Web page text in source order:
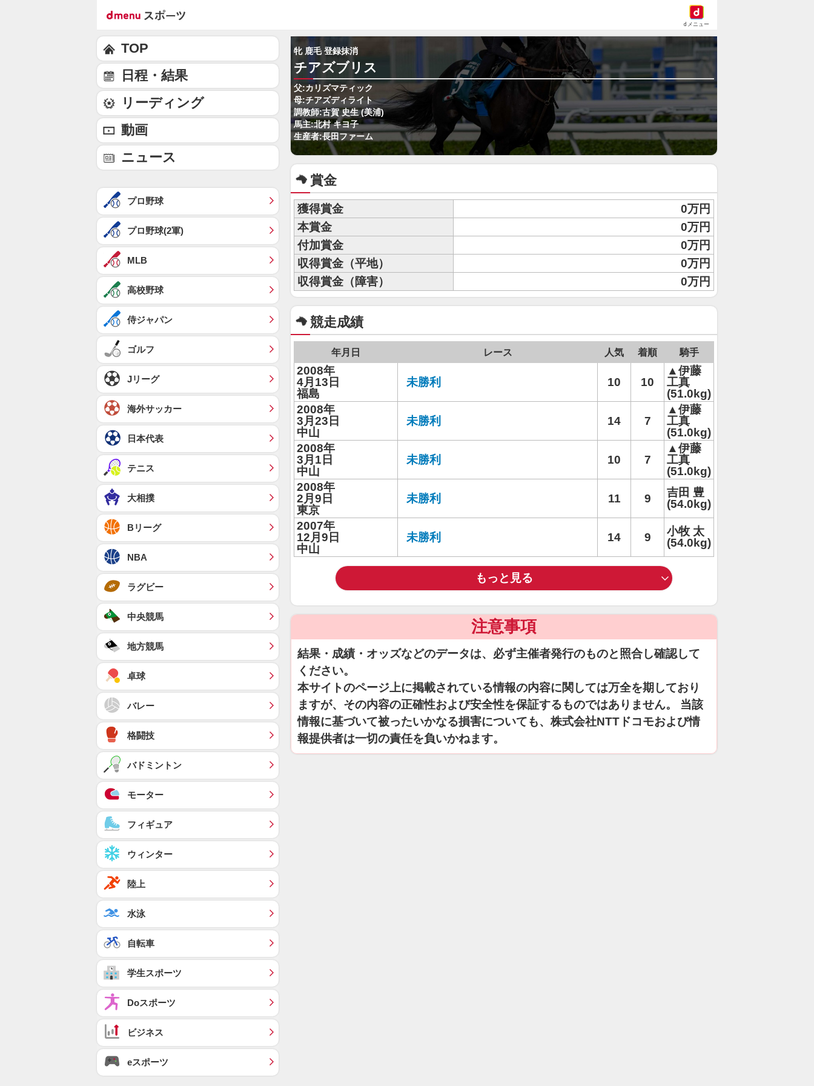
dメニュー
牝 鹿毛 登録抹消
チアズブリス
父:カリズマティック
母:チアズディライト
調教師:古賀 史生 (美浦)
馬主:北村 キヨ子
生産者:長田ファーム
賞金
獲得賞金
0万円
本賞金
0万円
付加賞金
0万円
収得賞金（平地）
0万円
収得賞金（障害）
0万円
競走成績
年月日 レース 人気 着順 騎手
2008年
4月13日
福島
未勝利 10 10
▲伊藤
工真
(51.0kg)
2008年
3月23日
中山
未勝利 14 7
▲伊藤
工真
(51.0kg)
2008年
3月1日
中山
未勝利 10 7
▲伊藤
工真
(51.0kg)
2008年
2月9日
東京
未勝利 11 9
吉田 豊
(54.0kg)
2007年
12月9日
中山
未勝利 14 9
小牧 太
(54.0kg)
もっと見る
注意事項
結果・成績・オッズなどのデータは、必ず主催者発行のものと照合し確認して
ください。
本サイトのページ上に掲載されている情報の内容に関しては万全を期しており
ますが、その内容の正確性および安全性を保証するものではありません。 当該
情報に基づいて被ったいかなる損害についても、株式会社NTTドコモおよび情
報提供者は一切の責任を負いかねます。
TOP
日程・結果
リーディング
動画
ニュース
プロ野球
プロ野球(2軍)
MLB
高校野球
侍ジャパン
ゴルフ
Jリーグ
海外サッカー
日本代表
テニス
大相撲
Bリーグ
NBA
ラグビー
中央競馬
地方競馬
卓球
バレー
格闘技
バドミントン
モーター
フィギュア
ウィンター
陸上
水泳
自転車
学生スポーツ
Doスポーツ
ビジネス
eスポーツ